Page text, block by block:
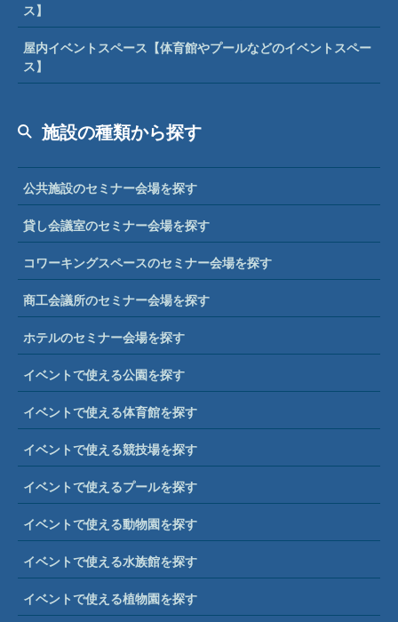
ス】
屋内イベントスペース【体育館やプールなどのイベントスペー
ス】
施設の種類から探す
公共施設のセミナー会場を探す
貸し会議室のセミナー会場を探す
コワーキングスペースのセミナー会場を探す
商工会議所のセミナー会場を探す
ホテルのセミナー会場を探す
イベントで使える公園を探す
イベントで使える体育館を探す
イベントで使える競技場を探す
イベントで使えるプールを探す
イベントで使える動物園を探す
イベントで使える水族館を探す
イベントで使える植物園を探す